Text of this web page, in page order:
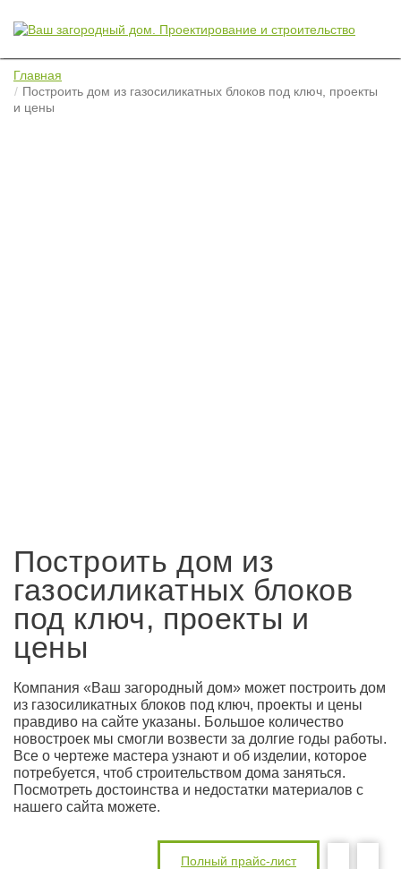
Главная
Построить дом из газосиликатных блоков под ключ, проекты
и цены
Построить дом из
газосиликатных блоков
под ключ, проекты и
цены
Компания «Ваш загородный дом» может построить дом
из газосиликатных блоков под ключ, проекты и цены
правдиво на сайте указаны. Большое количество
новостроек мы смогли возвести за долгие годы работы.
Все о чертеже мастера узнают и об изделии, которое
потребуется, чтоб строительством дома заняться.
Посмотреть достоинства и недостатки материалов с
нашего сайта можете.
Полный прайс-лист